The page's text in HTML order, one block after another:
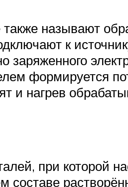
называют
к
заряженного
формируется
и нагрев
при которой
составе